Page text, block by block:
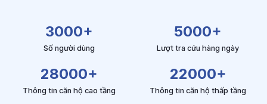
3000+
Số người dùng
5000+
Lượt tra cứu hàng ngày
28000+
Thông tin căn hộ cao tầng
22000+
Thông tin căn hộ thấp tầng